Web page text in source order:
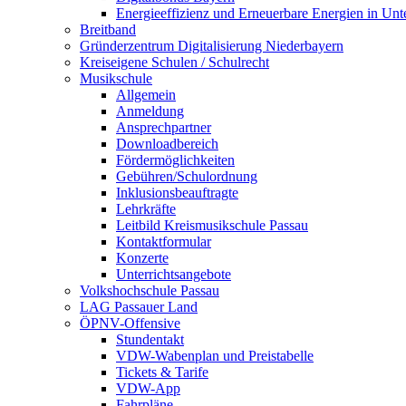
Energieeffizienz und Erneuerbare Energien in
Breitband
Gründerzentrum Digitalisierung Niederbayern
Kreiseigene Schulen / Schulrecht
Musikschule
Allgemein
Anmeldung
Ansprechpartner
Downloadbereich
Fördermöglichkeiten
Gebühren/Schulordnung
Inklusionsbeauftragte
Lehrkräfte
Leitbild Kreismusikschule Passau
Kontaktformular
Konzerte
Unterrichtsangebote
Volkshochschule Passau
LAG Passauer Land
ÖPNV-Offensive
Stundentakt
VDW-Wabenplan und Preistabelle
Tickets & Tarife
VDW-App